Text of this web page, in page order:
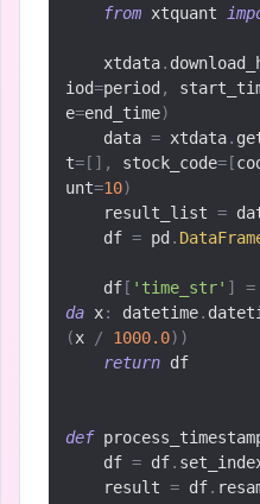
from xtquant
xtdata.
iod=period ,
e=end_time)
data = xtdata.
t=[], stock_code=[
unt=10)
result_list =
df = pd .
df [ 'time_str' ] =
da x: datetime.
(x / 1000.0))
return df
def
df = df.
result = df.